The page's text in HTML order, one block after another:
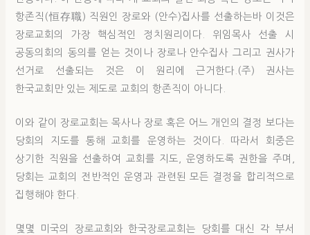
항존직(恒存職) 직원인 장로와 (안수)집사를 선출하는바 이것은
장로교회의 가장 핵심적인 정치원리이다. 위임목사 선출 시
공동의회의 동의를 얻는 것이나 장로나 안수집사 그리고 권사가
선거로 선출되는 것은 이 원리에 근거한다.(주) 권사는
한국교회만 있는 제도로 교회의 항존직이 아니다.
이와 같이 장로교회는 목사나 장로 혹은 어느 개인의 결정 보다는
당회의 지도를 통해 교회를 운영하는 것이다. 따라서 회중은
상기한 직원을 선출하여 교회를 지도, 운영하도록 권한을 주며,
당회는 교회의 전반적인 운영과 관련된 모든 결정을 합리적으로
집행해야 한다.
몇몇 미국의 장로교회와 한국장로교회는 당회를 대신 각 부서